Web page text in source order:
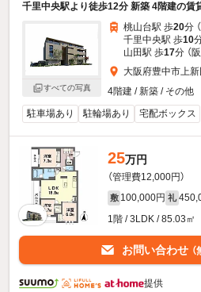
千里中央駅より徒歩12分 新築 4階建の賃
すべての写真
桃山台駅 歩20分
千里中央駅 歩10
山田駅 歩17分 （
大阪府豊中市上新
4階建 / 新築 / その他
駐車場あり
駐輪場あり 宅配ボックス
25万円
（管理費12,000円）
敷 100,000円 礼
1階 / 3LDK / 85.03㎡
お問い合わせ （
提供